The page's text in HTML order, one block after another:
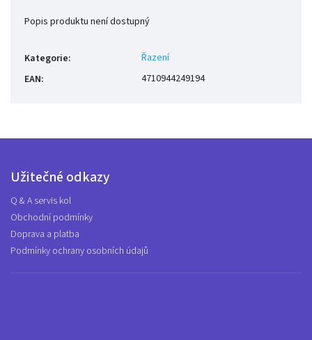
Popis produktu není dostupný
Kategorie:
Řazení
EAN: 4710944249194
Užitečné odkazy
Q & A servis kol
Obchodní podmínky
Doprava a platba
Podmínky ochrany osobních údajů